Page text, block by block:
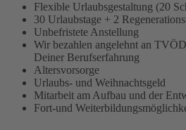
Flexible Urlaubsgestaltung (20
30 Urlaubstage + 2
Unbefristete Anstellung
Wir bezahlen angelehnt an
Deiner Berufserfahrung
Altersvorsorge
Urlaubs- und Weihnachtsgeld
Mitarbeit am Aufbau und der
Fort-und